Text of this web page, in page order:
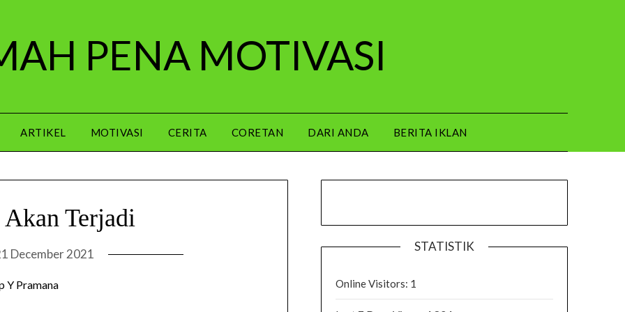
PENA MOTIVASI
ARTIKEL MOTIVASI CERITA CORETAN DARI ANDA BERITA IKLAN
Akan Terjadi
December 2021
Y Pramana
STATISTIK
Online Visitors: 1